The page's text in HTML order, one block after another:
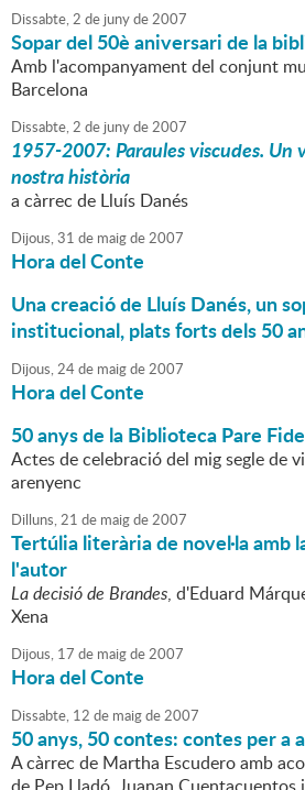
Dissabte,2 de junyde2007
Sopar del 50è aniversari de la
Amb l'acompanyament del conjunt
Barcelona
Dissabte,2 de junyde2007
1957-2007: Paraules viscudes. Un
nostra història
a càrrec de Lluís Danés
Dijous,31 de maigde2007
Hora del Conte
Una creació de Lluís Danés, un
institucional, plats forts dels 50
Dijous,24de maigde2007
Hora del Conte
50 anys de la Biblioteca Pare
Actes de celebració del mig segle de
arenyenc
Dilluns,21 de maigde2007
Tertúlia literària de novel·la amb
l'autor
La decisió de Brandes, d'Eduard
Xena
Dijous, 17 de maigde2007
Hora del Conte
Dissabte, 12 de maigde2007
50 anys, 50 contes: contes per a
A càrrec de Martha Escudero amb